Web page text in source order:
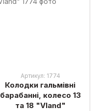
Артикул: 1774
Колодки гальмівні
барабанні, колесо 13
та 18 "Vland"